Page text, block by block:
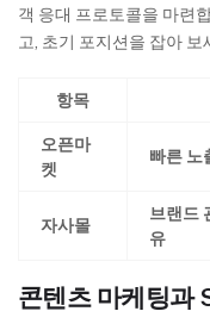
객 응대 프로토콜을 마련
고, 초기 포지션을 잡아 보
항목
오픈마
켓
빠른 노
자사몰
브랜드
유
콘텐츠 마케팅과